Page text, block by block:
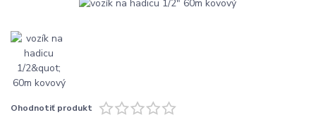
Ohodnotiť produkt